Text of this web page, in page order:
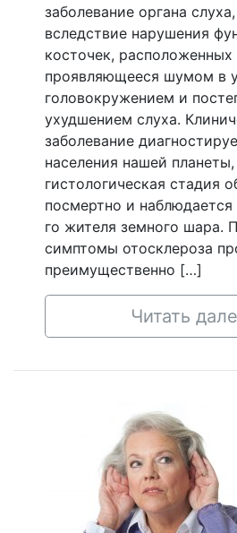
заболевание органа
вследствие нарушения
косточек,
проявляющееся шумом в
головокружением и
ухудшением слуха.
заболевание
населения нашей планеты,
гистологическая стадия
посмертно и
го жителя земного шара.
симптомы отосклероза
преимущественно […]
Читать